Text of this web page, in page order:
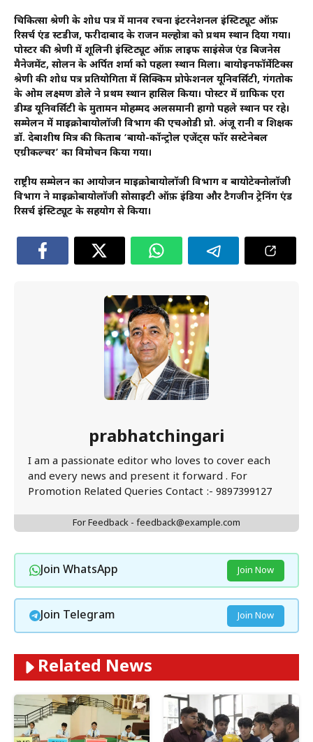
चिकित्सा श्रेणी के शोध पत्र में मानव रचना इंटरनेशनल इंस्टिट्यूट ऑफ़
रिसर्च एंड स्टडीज, फरीदाबाद के राजन मल्होत्रा को प्रथम स्थान दिया गया।
पोस्टर की श्रेणी में शूलिनी इंस्टिट्यूट ऑफ़ लाइफ साइंसेज एंड बिजनेस
मैनेजमेंट, सोलन के अर्पित शर्मा को पहला स्थान मिला। बायोइनफॉर्मेटिक्स
श्रेणी की शोध पत्र प्रतियोगिता में सिक्किम प्रोफेशनल यूनिवर्सिटी, गंगतोक
के ओम लक्ष्मण डोले ने प्रथम स्थान हासिल किया। पोस्टर में ग्राफिक एरा
डीम्ड यूनिवर्सिटी के मुतामन मोहम्मद अलसमानी हागो पहले स्थान पर रहे।
सम्मेलन में माइक्रोबायोलॉजी विभाग की एचओडी प्रो. अंजू रानी व शिक्षक
डॉ. देबाशीष मित्र की किताब ‘बायो-कॉन्ट्रोल एजेंट्स फॉर सस्टेनेबल
एग्रीकल्चर’ का विमोचन किया गया।
राष्ट्रीय सम्मेलन का आयोजन माइक्रोबायोलॉजी विभाग व बायोटेक्नोलॉजी
विभाग ने माइक्रोबायोलॉजी सोसाइटी ऑफ़ इंडिया और टैगजीन ट्रेनिंग एंड
रिसर्च इंस्टिट्यूट के सहयोग से किया।
prabhatchingari
I am a passionate editor who loves to cover each
and every news and present it forward . For
Promotion Related Queries Contact :- 9897399127
For Feedback - feedback@example.com
Join WhatsApp Join Now
Join Telegram Join Now
Related News